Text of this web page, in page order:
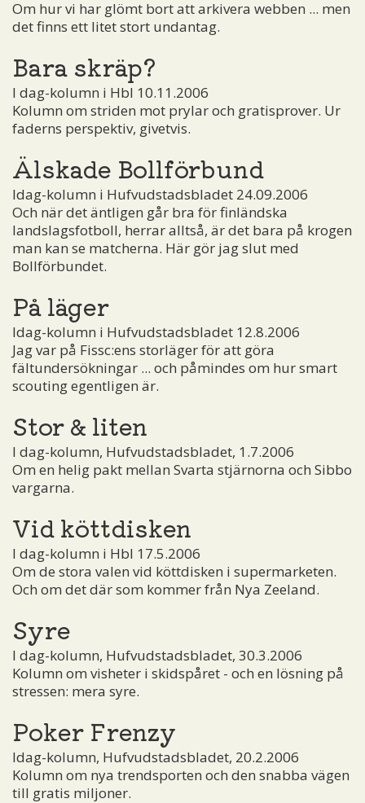
Om hur vi har glömt bort att arkivera webben ... men
det finns ett litet stort undantag.
Bara skräp?
I dag-kolumn i Hbl 10.11.2006
Kolumn om striden mot prylar och gratisprover. Ur
faderns perspektiv, givetvis.
Älskade Bollförbund
Idag-kolumn i Hufvudstadsbladet 24.09.2006
Och när det äntligen går bra för finländska
landslagsfotboll, herrar alltså, är det bara på krogen
man kan se matcherna. Här gör jag slut med
Bollförbundet.
På läger
Idag-kolumn i Hufvudstadsbladet 12.8.2006
Jag var på Fissc:ens storläger för att göra
fältundersökningar ... och påmindes om hur smart
scouting egentligen är.
Stor & liten
I dag-kolumn, Hufvudstadsbladet, 1.7.2006
Om en helig pakt mellan Svarta stjärnorna och Sibbo
vargarna.
Vid köttdisken
I dag-kolumn i Hbl 17.5.2006
Om de stora valen vid köttdisken i supermarketen.
Och om det där som kommer från Nya Zeeland.
Syre
I dag-kolumn, Hufvudstadsbladet, 30.3.2006
Kolumn om visheter i skidspåret - och en lösning på
stressen: mera syre.
Poker Frenzy
Idag-kolumn, Hufvudstadsbladet, 20.2.2006
Kolumn om nya trendsporten och den snabba vägen
till gratis miljoner.